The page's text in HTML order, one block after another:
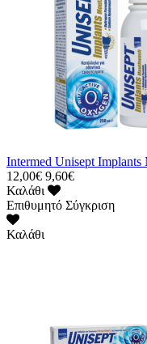
Intermed Unisept Implants
12,00€ 9,60€
Καλάθι
Επιθυμητό Σύγκριση
Καλάθι